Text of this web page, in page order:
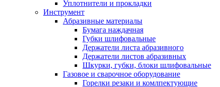
Уплотнители и прокладки
Инструмент
Абразивные материалы
Бумага наждачная
Губки шлифовальные
Держатели листа абразивного
Держатели листов абразивных
Шкурки, губки, блоки шлифовальные
Газовое и сварочное оборудование
Горелки резаки и комлпектующие